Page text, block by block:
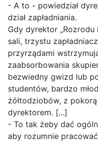
- A to - powiedział
dział zapładniania.
Gdy dyrektor „Rozrodu
sali, trzystu
przyrządami
zaabsorbowania
bezwiedny gwizd lub
studentów, bardzo
żółtodziobów, z
dyrektorem. [...]
- To tak żeby dać
aby rozumnie